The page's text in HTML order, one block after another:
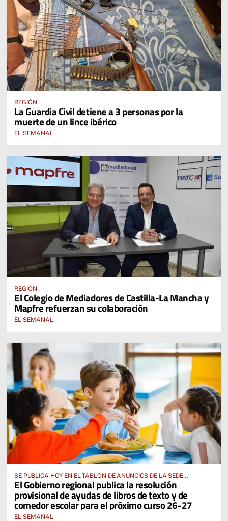
REGIÓN
La Guardia Civil detiene a 3 personas por la
muerte de un lince ibérico
EL SEMANAL
REGIÓN
El Colegio de Mediadores de Castilla-La Mancha y
Mapfre refuerzan su colaboración
EL SEMANAL
SE PUBLICA HOY EN EL TABLÓN DE ANUNCIOS DE LA SEDE
ELECTRÓNICA DE LA JUNTA DE COMUNIDADES Y EN EL PORTAL DE
EDUCACIÓN DE CASTILLA-LA MANCHA
El Gobierno regional publica la resolución
provisional de ayudas de libros de texto y de
comedor escolar para el próximo curso 26-27
EL SEMANAL